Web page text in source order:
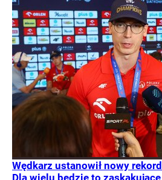
Wędkarz ustanowił nowy